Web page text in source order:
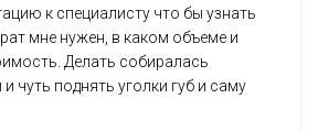
к специалисту что бы узнать
мне нужен, в каком объеме и
Делать собиралась
чуть поднять уголки губ и саму